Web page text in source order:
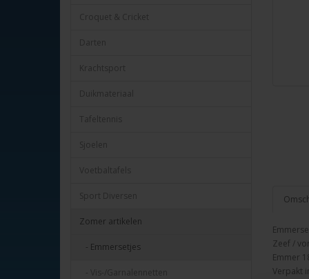
Croquet & Cricket
Darten
Krachtsport
Duikmateriaal
Tafeltennis
Sjoelen
Voetbaltafels
Sport Diversen
Zomer artikelen
- Emmersetjes
- Vis-/Garnalennetten
Zeef /
Emmer
Verpakt